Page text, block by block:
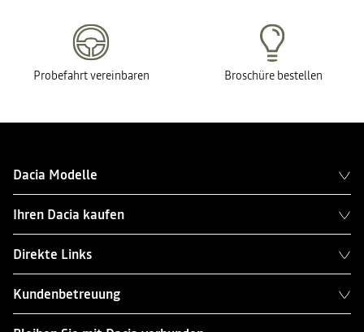
Probefahrt vereinbaren Broschüre bestellen
Dacia Modelle
Ihren Dacia kaufen
Direkte Links
Kundenbetreuung